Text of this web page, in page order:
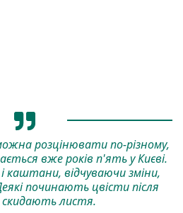
розцінювати по-різному,
вже років п'ять у Києві.
каштани, відчуваючи зміни,
починають цвісти після
листя.